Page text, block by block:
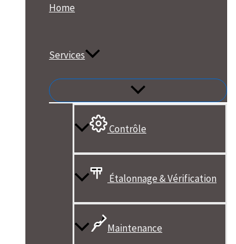
Home
Services
Contrôle
Étalonnage & Vérification
Maintenance